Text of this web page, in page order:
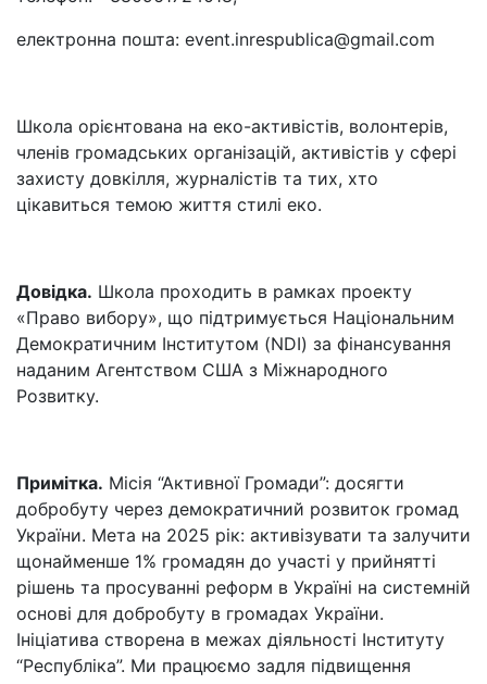
електронна пошта: event.inrespublica@gmail.com
Школа орієнтована на еко-активістів, волонтерів,
членів громадських організацій, активістів у сфері
захисту довкілля, журналістів та тих, хто
цікавиться темою життя стилі еко.
Довідка. Школа проходить в рамках проекту
«Право вибору», що підтримується Національним
Демократичним Інститутом (NDI) за фінансування
наданим Агентством США з Міжнародного
Розвитку.
Примітка. Місія “Активної Громади”: досягти
добробуту через демократичний розвиток громад
України. Мета на 2025 рік: активізувати та залучити
щонайменше 1% громадян до участі у прийнятті
рішень та просуванні реформ в Україні на системній
основі для добробуту в громадах України.
Ініціатива створена в межах діяльності Інституту
“Республіка”. Ми працюємо задля підвищення